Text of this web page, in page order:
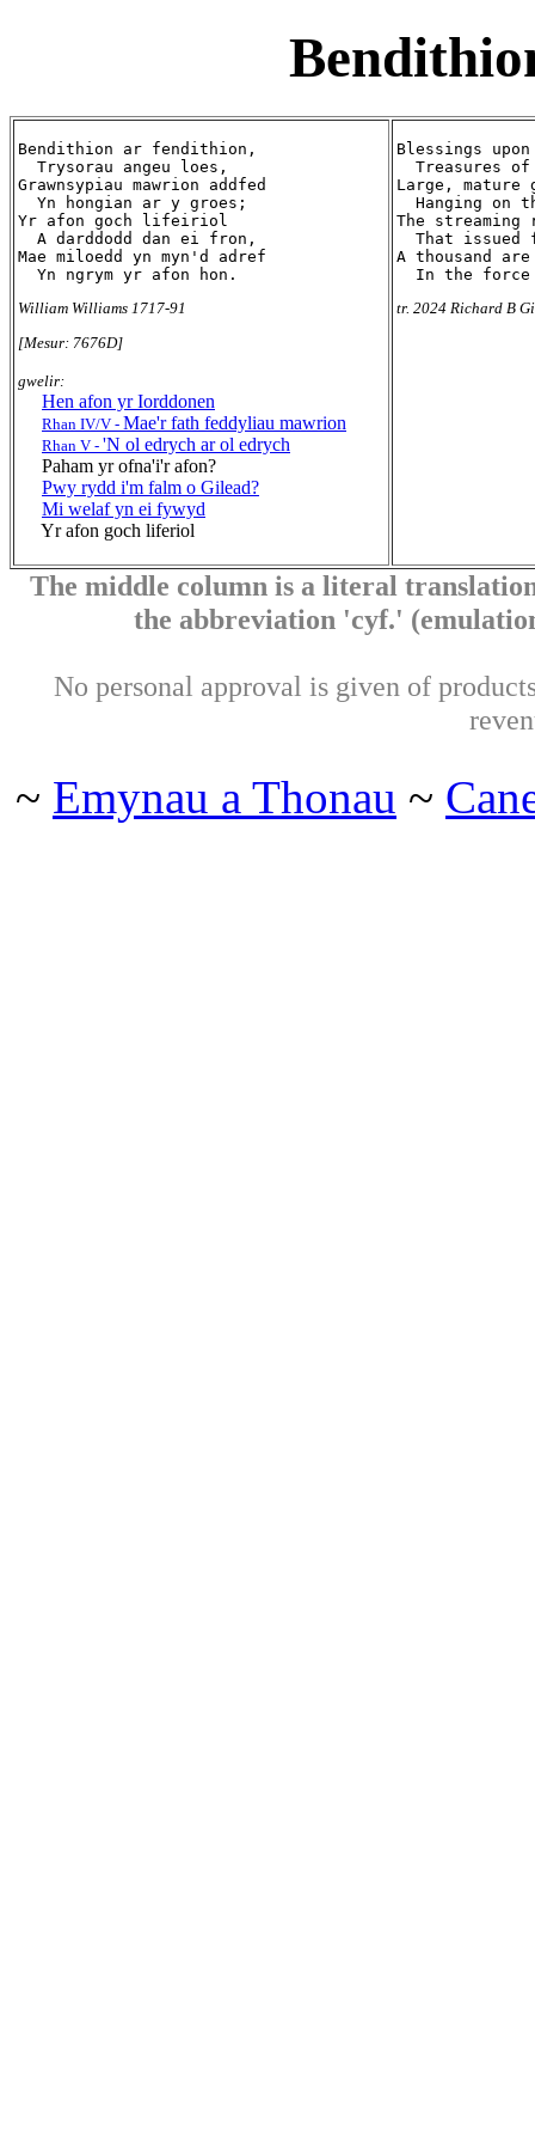
Bendithion ar fendithion,
  Trysorau angeu loes,
Grawnsypiau mawrion addfed
  Yn hongian ar y groes;
Yr afon goch lifeiriol
  A darddodd dan ei fron,
Mae miloedd yn myn'd adref
William Williams 1717-91
[Mesur: 7676D]
gwelir:
Hen afon yr Iorddonen
Rhan IV/V - Mae'r fath feddyliau mawrion
Rhan V - 'N ol edrych ar ol edrych
Paham yr ofna'i'r afon?
Pwy rydd i'm falm o Gilead?
Mi welaf yn ei fywyd
Yr afon goch liferiol
Blessings
Treasures
Large, mature
Hanging on
The
That issued
A thousand are
tr. 2024 Richard B
The middle column is a literal
the abbreviation 'cyf.'
No personal approval is given of
~ Emynau a Thonau ~